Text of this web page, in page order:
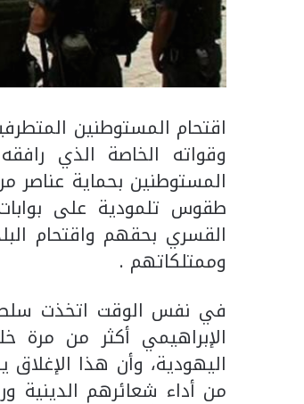
اقتحام المستوطنين
وقواته الخاصة الذي
المستوطنين بحماية عناصر
طقوس تلمودية على
القسري بحقهم واقتحام
وممتلكاتهم .
في نفس الوقت اتخذت
الإبراهيمي أكثر من مرة
اليهودية، وأن هذا
من أداء شعائرهم الدينية